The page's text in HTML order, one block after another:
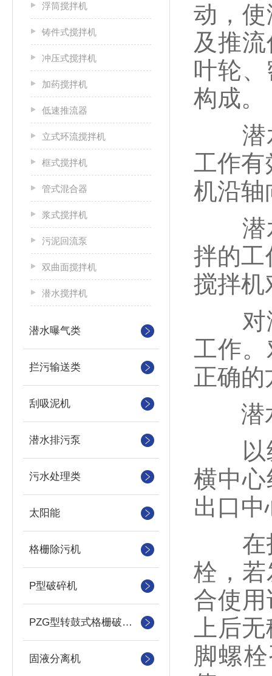
浮筒搅拌机
铸件式搅拌机
冲压式搅拌机
加药搅拌机
低速推流器
立式环流搅拌机
框式搅拌机
管式混合器
浆式搅拌机
污泥回流泵
双曲面搅拌机
潜水搅拌机
潜水曝气类
拦污输送类
刮吸泥机
潜水排污泵
污水处理类
太阳能
格栅除污机
P型破碎机
PZG型转鼓式格栅破碎机
固液分离机
动，
及推
叶轮
构成。
潜水
工作有
机沿轴
潜水
拌的工
搅拌机
对潜
工作
正确的
潜水
以纵
横中
出口
在找
栓，
合使
上后
脚螺